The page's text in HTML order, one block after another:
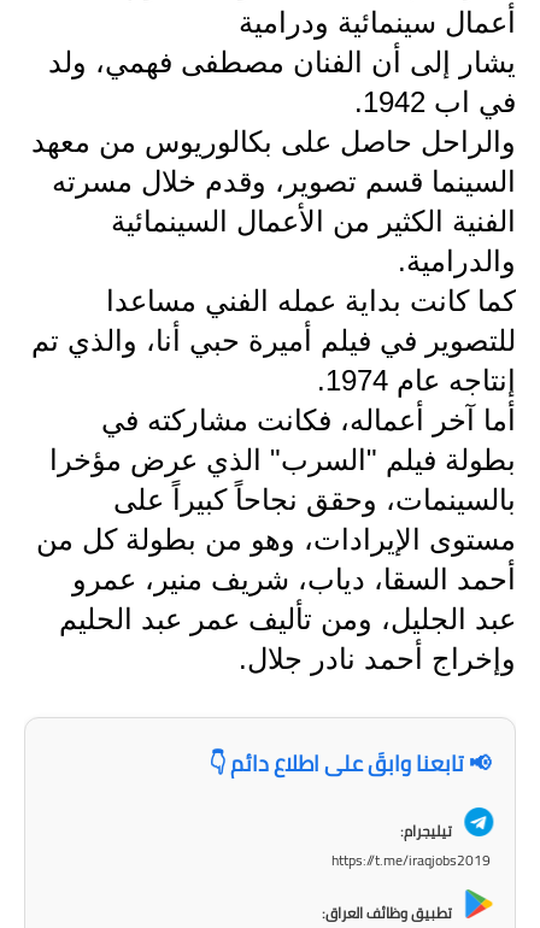
مرشحات
المرحلة الابتدائية
المرحلة المتوسطة
المرحلة الاعدادية
كتب مدرسية
المرحلة الابتدائية
المرحلة المتوسطة
المرحلة الاعدادية
ملازم دراسية
المرحلة الابتدائية
المرحلة المتوسطة
المرحلة الاعدادية
أعمال سينمائية ودرامية
يشار إلى أن الفنان مصطفى فهمي، ولد
في اب 1942.
والراحل حاصل على بكالوريوس من معهد
السينما قسم تصوير، وقدم خلال مسرته
الفنية الكثير من الأعمال السينمائية
والدرامية.
كما كانت بداية عمله الفني مساعدا
للتصوير في فيلم أميرة حبي أنا، والذي تم
إنتاجه عام 1974.
أما آخر أعماله، فكانت مشاركته في
بطولة فيلم "السرب" الذي عرض مؤخرا
بالسينمات، وحقق نجاحاً كبيراً على
مستوى الإيرادات، وهو من بطولة كل من
أحمد السقا، دياب، شريف منير، عمرو
عبد الجليل، ومن تأليف عمر عبد الحليم
وإخراج أحمد نادر جلال.
📢 تابعنا وابقَ على اطلاع دائم 👇
تيليجرام:
https://t.me/iraqjobs2019
تطبيق وظائف العراق: